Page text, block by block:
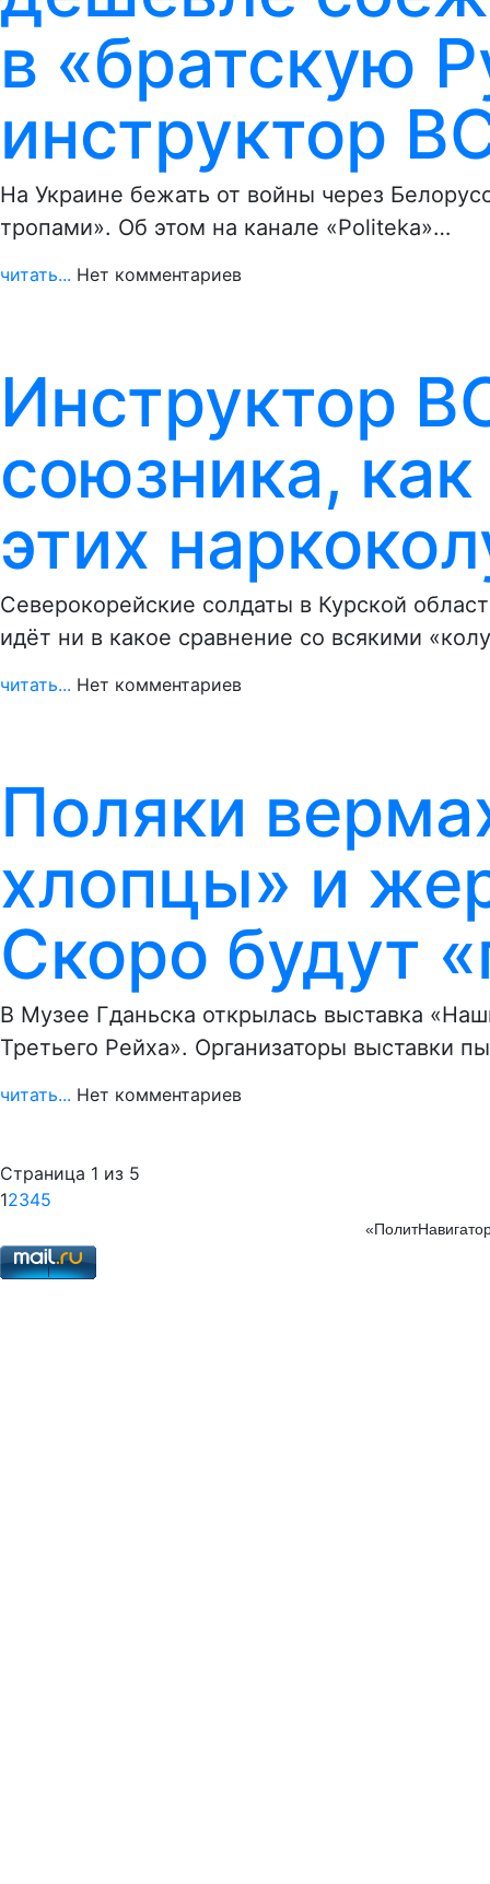
в «братскую
инструктор
На Украине бежать от войны через
тропами». Об этом на канале «Politeka»…
читать... Нет комментариев
Инструктор
союзника,
этих
Северокорейские солдаты в Курской
идёт ни в какое сравнение со всякими
читать... Нет комментариев
Поляки
хлопцы» и
Скоро будут
В Музее Гданьска открылась выставка
Третьего Рейха». Организаторы выставки
читать... Нет комментариев
Страница 1 из 5
12345